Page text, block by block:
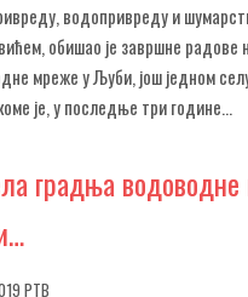
водопривреду и
обишао је завршне радове
мреже у Љуби, још једном
је, у последње три године...
градња
РТВ